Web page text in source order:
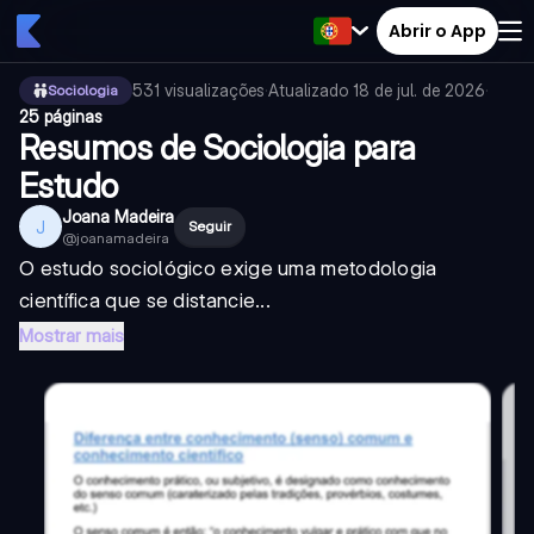
Abrir o App
Sociologia 531 visualizações·Atualizado 18 de jul. de 2026·
25 páginas
Resumos de Sociologia para
Estudo
J Joana Madeira
@joanamadeira
Seguir
O estudo sociológico exige uma metodologia
científica que se distancie...
Mostrar mais